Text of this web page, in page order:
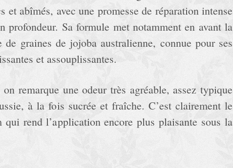
et abîmés, avec une promesse de réparation intense
profondeur. Sa formule met notamment en avant la
de graines de jojoba australienne, connue pour ses
et assouplissantes.
on remarque une odeur très agréable, assez typique
à la fois sucrée et fraîche. C’est clairement le
qui rend l’application encore plus plaisante sous la